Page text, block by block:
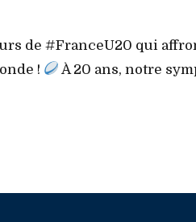
de #FranceU20 qui
!
À 20 ans, notre